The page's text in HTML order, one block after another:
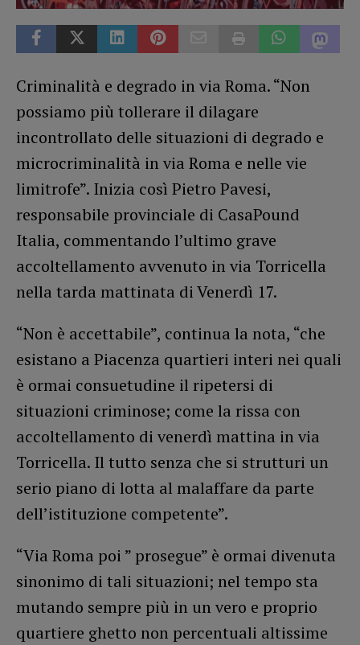
Criminalità e degrado in via Roma. “Non
possiamo più tollerare il dilagare
incontrollato delle situazioni di degrado e
microcriminalità in via Roma e nelle vie
limitrofe”. Inizia così Pietro Pavesi,
responsabile provinciale di CasaPound
Italia, commentando l’ultimo grave
accoltellamento avvenuto in via Torricella
nella tarda mattinata di Venerdì 17.
“Non è accettabile”, continua la nota, “che
esistano a Piacenza quartieri interi nei quali
è ormai consuetudine il ripetersi di
situazioni criminose; come la rissa con
accoltellamento di venerdì mattina in via
Torricella. Il tutto senza che si strutturi un
serio piano di lotta al malaffare da parte
dell’istituzione competente”.
“Via Roma poi ” prosegue” è ormai divenuta
sinonimo di tali situazioni; nel tempo sta
mutando sempre più in un vero e proprio
quartiere ghetto non percentuali altissime